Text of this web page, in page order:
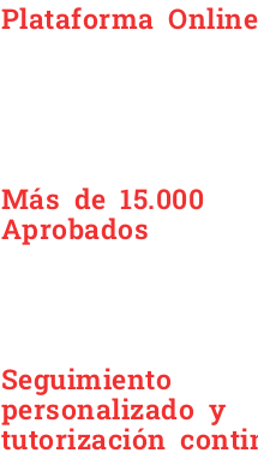
Plataforma Online
Más de 15.000
Aprobados
Seguimiento
personalizado y
tutorización